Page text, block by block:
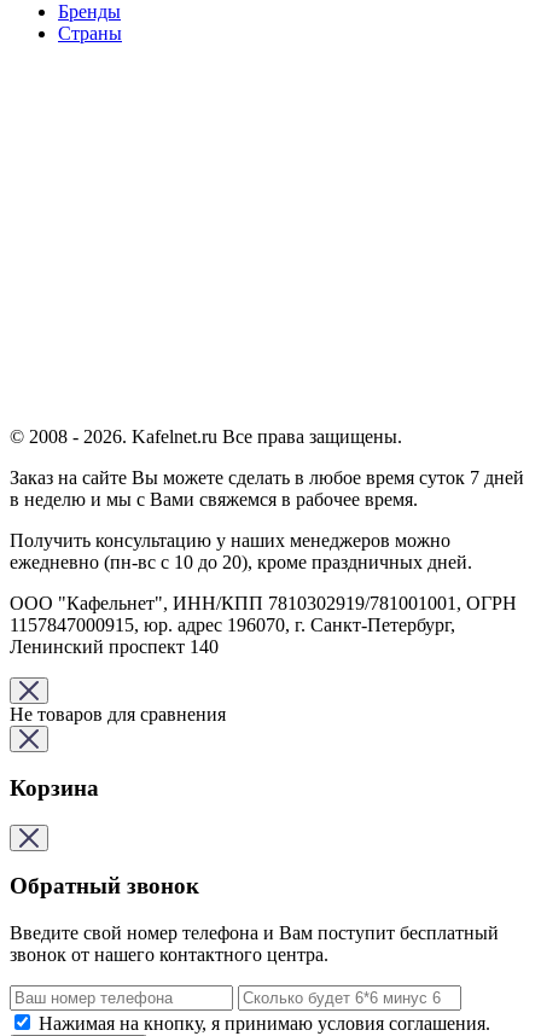
Бренды
Страны
© 2008 - 2026. Kafelnet.ru Все права защищены.
Заказ на сайте Вы можете сделать в любое время суток 7 дней
в неделю и мы с Вами свяжемся в рабочее время.
Получить консультацию у наших менеджеров можно
ежедневно (пн-вс с 10 до 20), кроме праздничных дней.
ООО "Кафельнет", ИНН/КПП 7810302919/781001001, ОГРН
1157847000915, юр. адрес 196070, г. Санкт-Петербург,
Ленинский проспект 140
Не товаров для сравнения
Корзина
Обратный звонок
Введите свой номер телефона и Вам поступит бесплатный
звонок от нашего контактного центра.
Нажимая на кнопку, я принимаю условия соглашения.